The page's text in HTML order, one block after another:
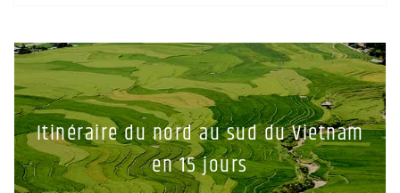
Itinéraire du nord au sud du Vietnam
en 15 jours